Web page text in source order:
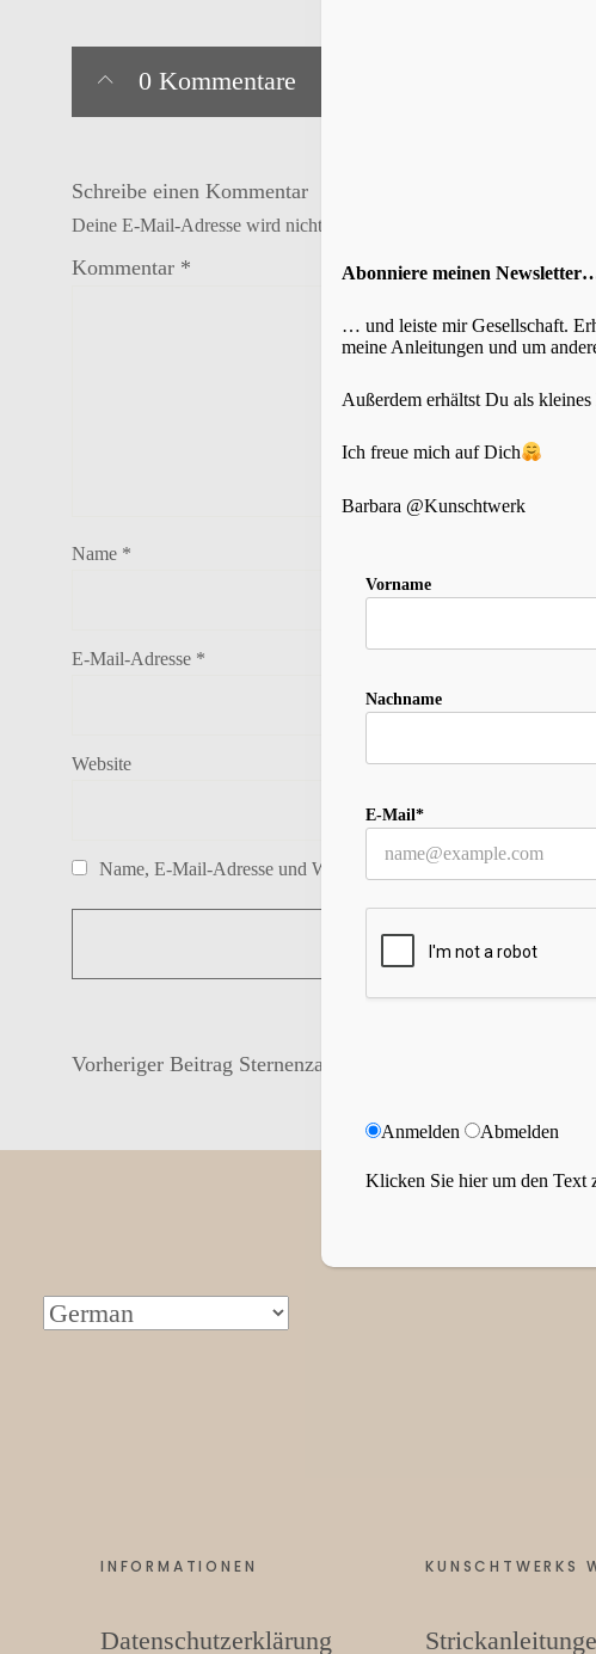
0 Kommentare
Schreibe einen Kommentar
Deine E-Mail-Adresse wird nicht veröffentlicht.
Kommentar *
Name *
E-Mail-Adresse *
Website
Name, E-Mail-Adresse und Website in diesem Browser für
Vorheriger Beitrag Sternenzauber
INFORMATIONEN
Datenschutzerklärung
KUNSCHTWERKS
Abonniere meinen
… und leiste mir Gesellschaft.
meine Anleitungen und um
Außerdem erhältst Du als
Ich freue mich auf Dich
Barbara @Kunschtwerk
Vorname
Nachname
E-Mail*
Anmelden Abmelden
Klicken Sie hier um den Text